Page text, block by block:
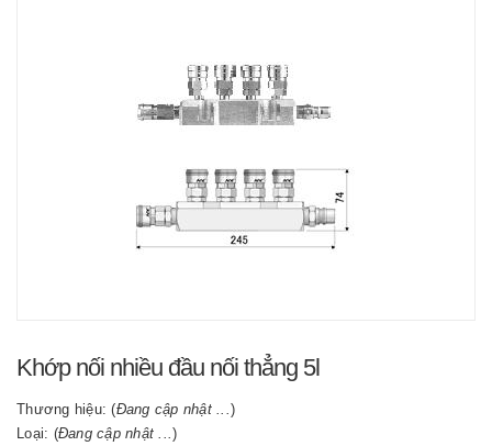
Khớp nối nhiều đầu nối thẳng 5l
Thương hiệu: (Đang cập nhật ...)
Loại: (Đang cập nhật ...)